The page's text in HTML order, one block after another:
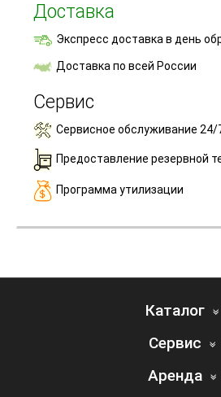
Доставка
Экспресс доставка в день
Доставка по всей России
Сервис
Сервисное обслуживание 24/
Предоставление резервной
Программа утилизации
Каталог
Сервис
Аренда